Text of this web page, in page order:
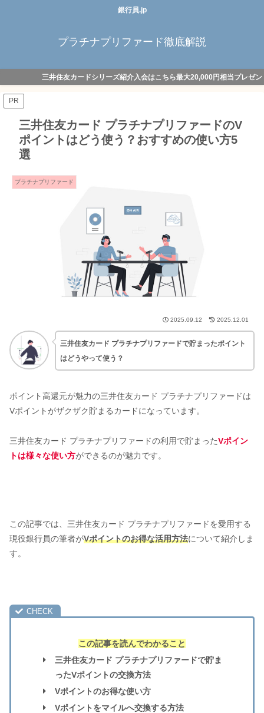
銀行員.jp
プラチナプリファード徹底解説
三井住友カードシリーズ紹介入会はこちら最大20,000円相当プレゼン
PR
三井住友カード プラチナプリファードのV
ポイントはどう使う？おすすめの使い方5
選
プラチナプリファード
2025.09.12 2025.12.01
三井住友カード プラチナプリファードで貯まったポイント
はどうやって使う？
ポイント高還元が魅力の三井住友カード プラチナプリファードは
Vポイントがザクザク貯まるカードになっています。
三井住友カード プラチナプリファードの利用で貯まったVポイン
トは様々な使い方ができるのが魅力です。
この記事では、三井住友カード プラチナプリファードを愛用する
現役銀行員の筆者がVポイントのお得な活用方法について紹介しま
す。
この記事を読んでわかること
三井住友カード プラチナプリファードで貯ま
ったVポイントの交換方法
Vポイントのお得な使い方
Vポイントをマイルへ交換する方法